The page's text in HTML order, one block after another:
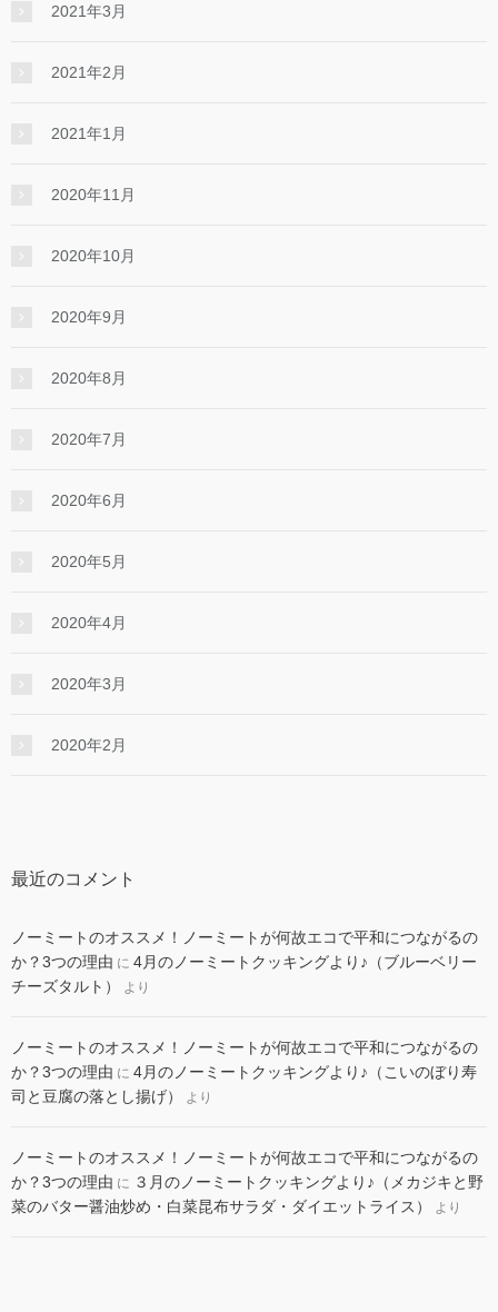
2021年3月
2021年2月
2021年1月
2020年11月
2020年10月
2020年9月
2020年8月
2020年7月
2020年6月
2020年5月
2020年4月
2020年3月
2020年2月
最近のコメント
ノーミートのオススメ！ノーミートが何故エコで平和につながるの
か？3つの理由 に 4月のノーミートクッキングより♪（ブルーベリー
チーズタルト）
より
ノーミートのオススメ！ノーミートが何故エコで平和につながるの
か？3つの理由 に 4月のノーミートクッキングより♪（こいのぼり寿
司と豆腐の落とし揚げ）
より
ノーミートのオススメ！ノーミートが何故エコで平和につながるの
か？3つの理由 に ３月のノーミートクッキングより♪（メカジキと野
菜のバター醤油炒め・白菜昆布サラダ・ダイエットライス）
より